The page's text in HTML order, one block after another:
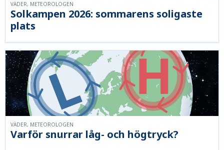
Solkampen 2026: sommarens soligaste
plats
VÄDER, METEOROLOGEN
Varför snurrar låg- och högtryck?
VÄDER, METEOROLOGEN